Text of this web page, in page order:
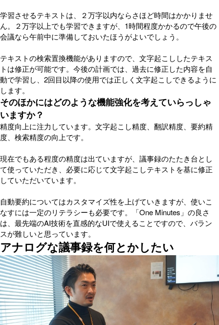
学習させるテキストは、２万字以内ならさほど時間はかかりませ
ん。２万字以上でも学習できますが、1時間程度かかるので午後の
会議なら午前中に準備しておいたほうがよいでしょう。
テキストの検索置換機能がありますので、文字起こししたテキス
トは修正が可能です。今後の計画では、過去に修正した内容を自
動で学習し、2回目以降の使用では正しく文字起こしできるように
します。
そのほかにはどのような機能強化を考えていらっしゃ
いますか？
精度向上に注力しています。文字起こし精度、翻訳精度、要約精
度、検索精度の向上です。
現在でもある程度の精度は出ていますが、議事録のたたき台とし
て使っていただき、必要に応じて文字起こしテキストを基に修正
していただいています。
自動要約についてはカスタマイズ性を上げていきますが、使いこ
なすには一定のリテラシーも必要です。「One Minutes」の良さ
は、最先端のAI技術を直感的なUIで使えることですので、バラン
スが難しいと思っています。
アナログな議事録を何とかしたい